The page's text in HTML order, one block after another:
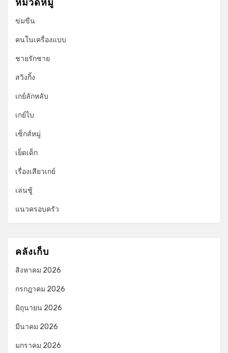
ข่มขืน
คนในเครื่องแบบ
ชายรักชาย
สวิงกิ้ง
เกย์ลักหลับ
เกย์ไบ
เซ็กส์หมู่
เย็ดเด็ก
เรื่องเสียวเกย์
เล่นชู้
แนวครอบครัว
คลังเก็บ
สิงหาคม 2026
กรกฎาคม 2026
มิถุนายน 2026
มีนาคม 2026
มกราคม 2026